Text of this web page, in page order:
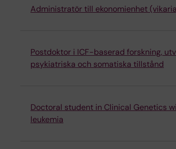
Administratör till ekonomienhet
Postdoktor i ICF-baserad forskning,
psykiatriska och somatiska tillstånd
Doctoral student in Clinical Genetics
leukemia